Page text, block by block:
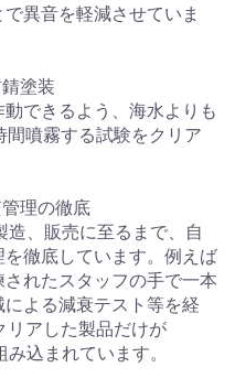
異音を軽減させていま
塗装
できるよう、海水よりも
噴霧する試験をクリア
理の徹底
造、販売に至るまで、自
徹底しています。例えば
れたスタッフの手で一本
よる減衰テスト等を経
リアした製品だけが
込まれています。